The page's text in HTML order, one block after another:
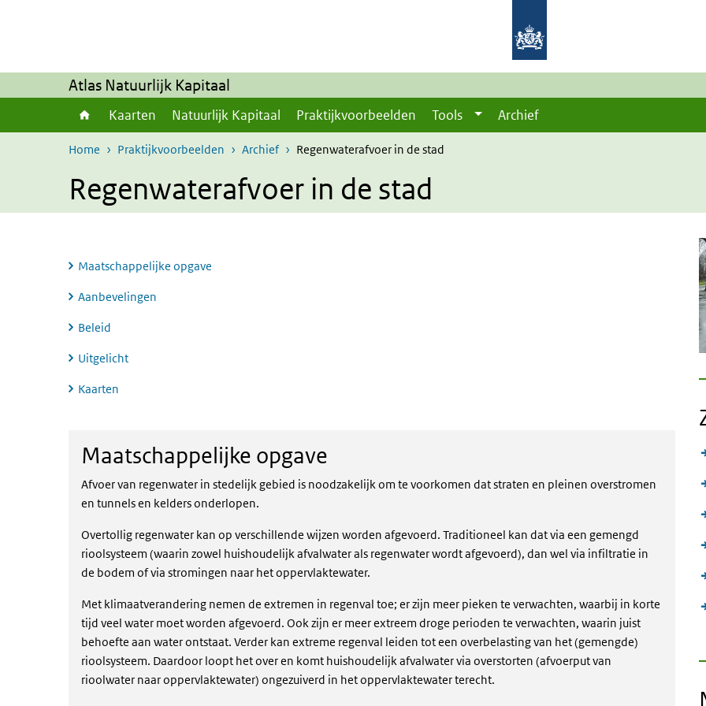
Atlas Natuurlijk Kapitaal
Kaarten Natuurlijk Kapitaal Praktijkvoorbeelden Tools Archief
Home Praktijkvoorbeelden Archief Regenwaterafvoer in de stad
Regenwaterafvoer in de stad
Maatschappelijke opgave
Aanbevelingen
Beleid
Uitgelicht
Kaarten
Maatschappelijke opgave
Afvoer van regenwater in stedelijk gebied is noodzakelijk om te voorkomen dat straten en pleinen overstromen
en tunnels en kelders onderlopen.
Overtollig regenwater kan op verschillende wijzen worden afgevoerd. Traditioneel kan dat via een gemengd
rioolsysteem (waarin zowel huishoudelijk afvalwater als regenwater wordt afgevoerd), dan wel via infiltratie in
de bodem of via stromingen naar het oppervlaktewater.
Met klimaatverandering nemen de extremen in regenval toe; er zijn meer pieken te verwachten, waarbij in korte
tijd veel water moet worden afgevoerd. Ook zijn er meer extreem droge perioden te verwachten, waarin juist
behoefte aan water ontstaat. Verder kan extreme regenval leiden tot een overbelasting van het (gemengde)
rioolsysteem. Daardoor loopt het over en komt huishoudelijk afvalwater via overstorten (afvoerput van
rioolwater naar oppervlaktewater) ongezuiverd in het oppervlaktewater terecht.